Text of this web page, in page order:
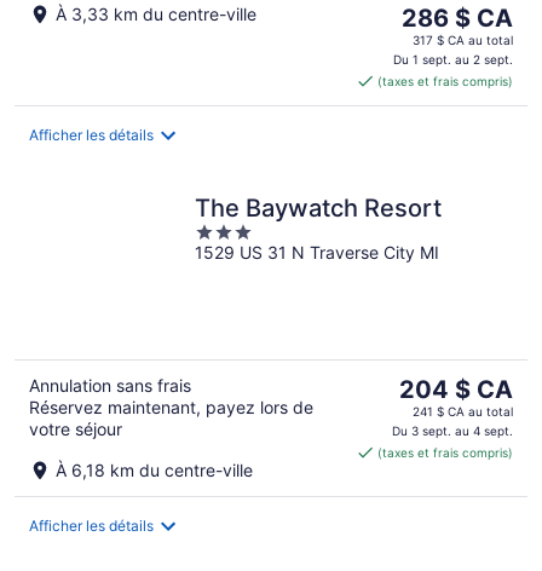
À 3,33 km du centre-ville
Le
prix
est
de 286 $ CA
par
286 $ CA
317 $ CA au total
Du 1 sept. au 2 sept.
(taxes et frais compris)
Afficher les détails
The Baywatch Resort
3
out
1529 US 31 N Traverse City MI
Annulation sans frais
Réservez maintenant, payez lors de
votre séjour
À 6,18 km du centre-ville
Le
prix
est
de 204 $ CA
204 $ CA
241 $ CA au total
Du 3 sept. au 4 sept.
(taxes et frais compris)
Afficher les détails